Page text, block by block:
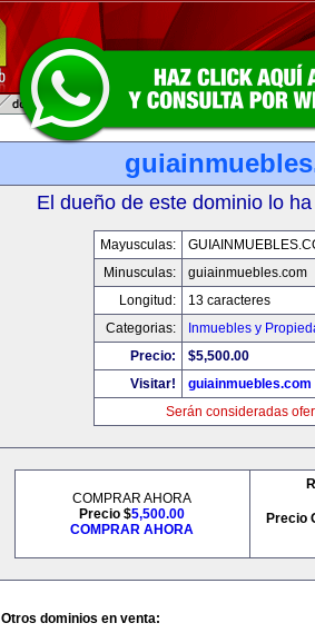
El dueño de este dominio lo
Mayusculas:
Minusculas:
guiainmuebles.com
Longitud:
13 caracteres
Categorias:
Inmuebles y
Precio:
$5,500.00
Visitar!
guiainmuebles.com
Serán consideradas
COMPRAR AHORA
Precio $5,500.00
COMPRAR AHORA
Precio
Otros dominios en venta: